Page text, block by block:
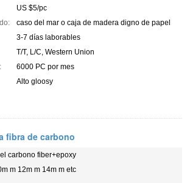
US $5/pc
caso del mar o caja de madera digno de papel
3-7 días laborables
T/T, L/C, Western Union
6000 PC por mes
Alto gloosy
fibra de carbono
carbono fiber+epoxy
m 12m m 14m m etc